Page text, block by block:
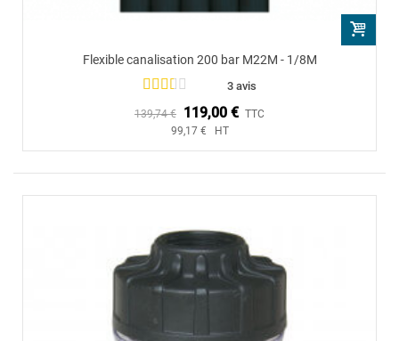
Flexible canalisation 200 bar M22M - 1/8M
3 avis
139,74 € 119,00 € TTC
99,17 € HT